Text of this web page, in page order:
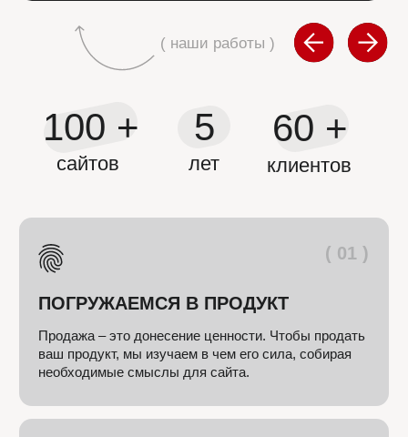
Отзывы наших
клиентов